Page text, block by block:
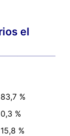
el
83,7 %
0,3 %
15,8 %